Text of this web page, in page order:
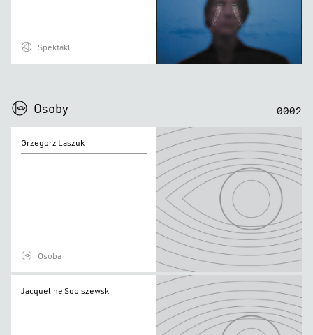
Spektakl
Osoby
0002
Laszuk
Grzegorz Laszuk
Osoba
Sobiszewski
Jacqueline Sobiszewski